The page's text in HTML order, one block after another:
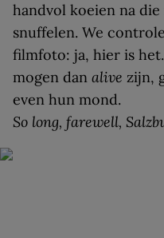
handvol koeien na
snuffelen. We
filmfoto: ja, hier is
mogen dan alive zijn,
even hun mond.
So long, farewell,